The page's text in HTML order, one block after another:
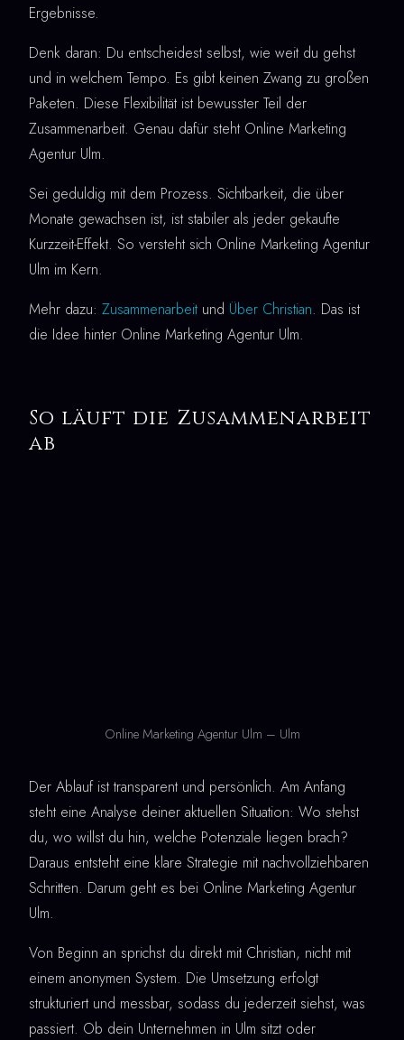
Ergebnisse.
Denk daran: Du entscheidest selbst, wie weit du gehst
und in welchem Tempo. Es gibt keinen Zwang zu großen
Paketen. Diese Flexibilität ist bewusster Teil der
Zusammenarbeit. Genau dafür steht Online Marketing
Agentur Ulm.
Sei geduldig mit dem Prozess. Sichtbarkeit, die über
Monate gewachsen ist, ist stabiler als jeder gekaufte
Kurzzeit-Effekt. So versteht sich Online Marketing Agentur
Ulm im Kern.
Mehr dazu: Zusammenarbeit und Über Christian. Das ist
die Idee hinter Online Marketing Agentur Ulm.
So läuft die Zusammenarbeit
ab
Online Marketing Agentur Ulm – Ulm
Der Ablauf ist transparent und persönlich. Am Anfang
steht eine Analyse deiner aktuellen Situation: Wo stehst
du, wo willst du hin, welche Potenziale liegen brach?
Daraus entsteht eine klare Strategie mit nachvollziehbaren
Schritten. Darum geht es bei Online Marketing Agentur
Ulm.
Von Beginn an sprichst du direkt mit Christian, nicht mit
einem anonymen System. Die Umsetzung erfolgt
strukturiert und messbar, sodass du jederzeit siehst, was
passiert. Ob dein Unternehmen in Ulm sitzt oder